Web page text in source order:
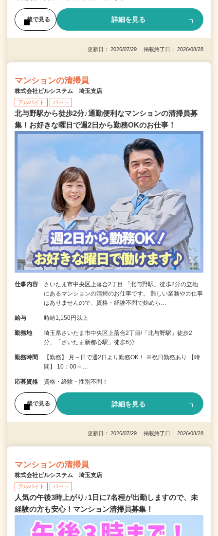
後で見る 詳細を見る
更新日： 2026/07/29 掲載終了日： 2026/08/28
マンションの清掃員
株式会社ビルシステム 埼玉支店
アルバイト パート
北与野駅から徒歩2分♪通勤便利なマンションの清掃員募
集！お好きな曜日で週2日から勤務OKのお仕事！
仕事内容
さいたま市中央区上落合2丁目 「北与野駅」徒歩2分の立地
にあるマンションの清掃のお仕事です。 難しい業務や力仕事
はありませんので、資格・経験不問で始めら…
給与 時給1,150円以上
勤務地
埼玉県さいたま市中央区上落合2丁目/「北与野駅」徒歩2
分、「さいたま新都心駅」徒歩6分
勤務時間
【勤務】 月～日で週2日より勤務OK！ ※祝日勤務あり 【時
間】 10：00～…
応募資格 資格・経験・性別不問！
後で見る 詳細を見る
更新日： 2026/07/29 掲載終了日： 2026/08/28
マンションの清掃員
株式会社ビルシステム 埼玉支店
アルバイト パート
人気の午後3時上がり♪1日に7名程が出勤しますので、未
経験の方も安心！マンション清掃員募集！